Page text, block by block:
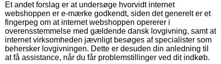
Et andet forslag er at undersøge hvorvidt internet
webshoppen er e-mærke godkendt, siden det generelt er et
fingerpeg om at internet webshoppen opererer i
overensstemmelse med gældende dansk lovgivning, samt at
internet virksomheden jævnligt besøges af specialister som
behersker lovgivningen. Dette er desuden din anledning til
at få assistance, når du får problemstillinger ved dit indkøb.